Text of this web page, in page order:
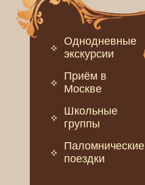
Однодневные
экскурсии
Приём в
Москве
Школьные
группы
Паломнические
поездки